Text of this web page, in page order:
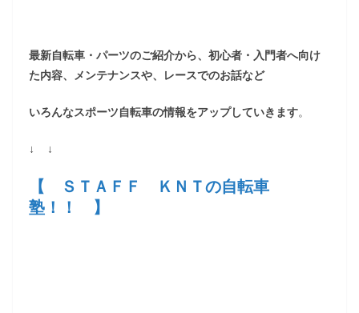
最新自転車・パーツのご紹介から、初心者・入門者へ向け
た内容、メンテナンスや、レースでのお話など
いろんなスポーツ自転車の情報をアップしていきます。
↓ ↓
【 ＳＴＡＦＦ ＫＮＴの自転車
塾！！ 】